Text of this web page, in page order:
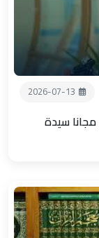
2026-07-13
مجانا سيدة